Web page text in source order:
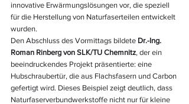
innovative Erwärmungslösungen vor, die speziell
für die Herstellung von Naturfaserteilen entwickelt
wurden.
Den Abschluss des Vormittags bildete Dr.-Ing.
Roman Rinberg von SLK/TU Chemnitz, der ein
beeindruckendes Projekt präsentierte: eine
Hubschraubertür, die aus Flachsfasern und Carbon
gefertigt wird. Dieses Beispiel zeigt deutlich, dass
Naturfaserverbundwerkstoffe nicht nur für kleine